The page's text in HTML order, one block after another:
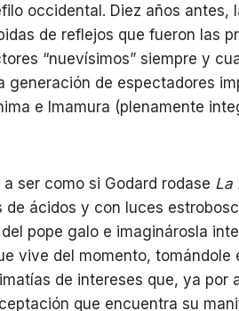
occidental. Diez años antes,
de reflejos que fueron las
“nuevísimos” siempre y
generación de espectadores
e Imamura (plenamente
ser como si Godard rodase La
ácidos y con luces
pope galo e imaginárosla
vive del momento,
de intereses que, ya por
que encuentra su